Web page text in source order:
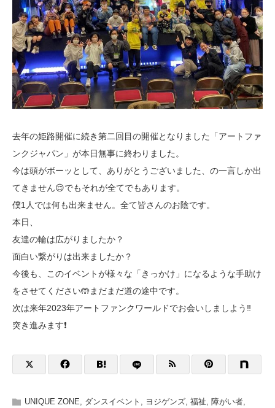
去年の姫路開催に続き第二回目の開催となりました「アートファ
ンクジャパン」が本日無事に終わりました。
今は頭がボーッとして、ありがとうございました、の一言しか出
てきません😌でもそれが全てでもあります。
僕1人では何も出来ません。全て皆さんのお陰です。
本日、
友達の輪は広がりましたか？
面白い繋がりは出来ましたか？
今後も、このイベントが様々な「きっかけ」になるような手助け
をさせてください🤲まだまだ道の途中です。
次は来年2023年アートファンクワールドでお会いしましよう‼️
突き進みます❗️
UNIQUE ZONE ダンスイベント ヨジゲンズ 福祉 障がい者